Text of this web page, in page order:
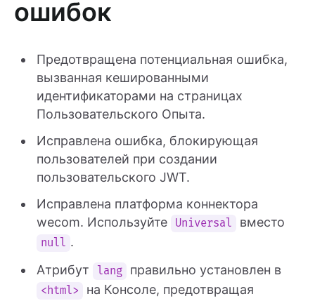
ошибок
Предотвращена потенциальная ошибка,
вызванная кешированными
идентификаторами на страницах
Пользовательского Опыта.
Исправлена ошибка, блокирующая
пользователей при создании
пользовательского JWT.
Исправлена платформа коннектора
wecom. Используйте
Universal вместо
null .
Атрибут
lang правильно установлен в
<html>
на Консоле, предотвращая